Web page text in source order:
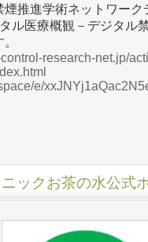
煙推進学術ネットワーク
ル医療概観－デジタル
research-net.jp/
e/
ックお茶の水公式